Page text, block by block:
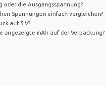
oder die Ausgangsspannung?
Spannungen einfach vergleichen?
auf 5 V?
angezeigte mAh auf der Verpackung?